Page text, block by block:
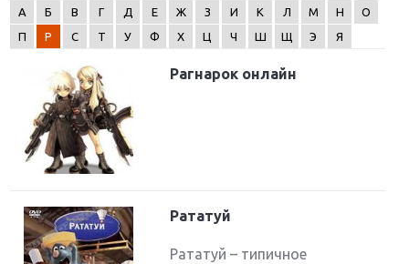
А
Б В Г Д Е Ж З И К Л М Н
О
П
Р С Т У Ф Х Ц Ч Ш Щ Э Я
Рагнарок онлайн
Рататуй
Рататуй – типичное